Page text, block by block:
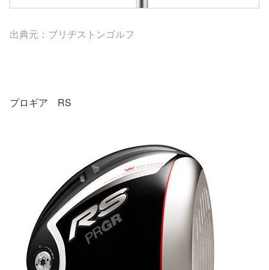
出典元：ブリヂストンゴルフ
プロギア RS